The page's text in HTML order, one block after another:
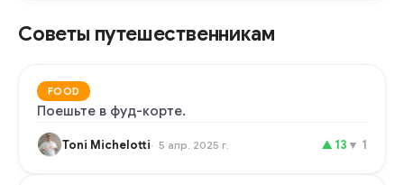
Советы путешественникам
FOOD
Поешьте в фуд-корте.
Toni Michelotti 5 апр. 2025 г. ▲ 13 ▼ 1